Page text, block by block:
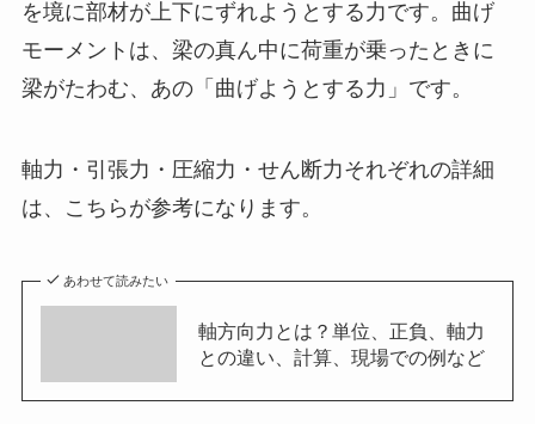
を境に部材が上下にずれようとする力です。曲げ
モーメントは、梁の真ん中に荷重が乗ったときに
梁がたわむ、あの「曲げようとする力」です。
軸力・引張力・圧縮力・せん断力それぞれの詳細
は、こちらが参考になります。
あわせて読みたい
軸方向力とは？単位、正負、軸力
との違い、計算、現場での例など